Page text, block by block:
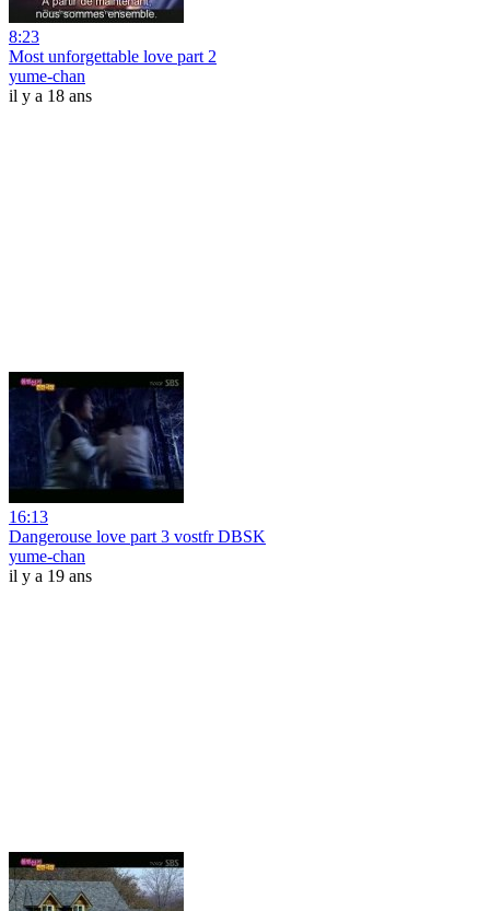
8:23
Most unforgettable love part 2
yume-chan
il y a 18 ans
16:13
Dangerouse love part 3 vostfr DBSK
yume-chan
il y a 19 ans